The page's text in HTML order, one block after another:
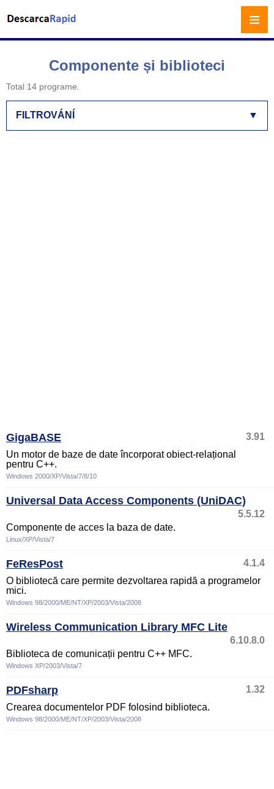
Componente și biblioteci
Total 14 programe.
▼
FILTROVÁNÍ
GigaBASE
3.91
Un motor de baze de date încorporat obiect-relațional
pentru C++.
Windows 2000/XP/Vista/7/8/10
Universal Data Access Components (UniDAC)
5.5.12
Componente de acces la baza de date.
Linux/XP/Vista/7
FeResPost
4.1.4
O bibliotecă care permite dezvoltarea rapidă a programelor
mici.
Windows 98/2000/ME/NT/XP/2003/Vista/2008
Wireless Communication Library MFC Lite
6.10.8.0
Biblioteca de comunicații pentru C++ MFC.
Windows XP/2003/Vista/7
PDFsharp
1.32
Crearea documentelor PDF folosind biblioteca.
Windows 98/2000/ME/NT/XP/2003/Vista/2008
≡